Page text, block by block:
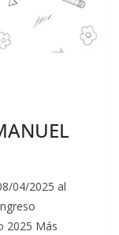
04/2025 al
2025 Más